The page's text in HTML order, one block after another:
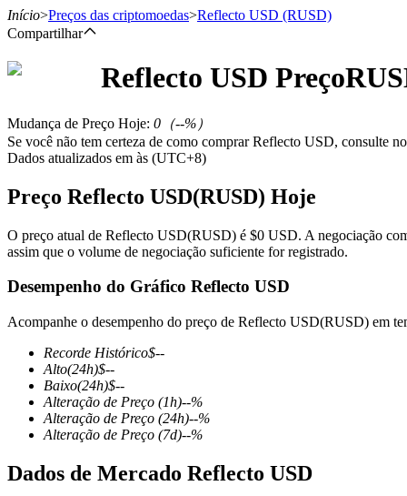
Início>Preços das criptomoedas>Reflecto USD (RUSD)
Compartilhar
Reflecto USD Preço
Mudança de Preço Hoje: 0 （--%）
Se você não tem certeza de como comprar Reflecto USD, consulte
Dados atualizados em às (UTC+8)
Preço Reflecto USD(RUSD) Hoje
O preço atual de Reflecto USD(RUSD) é $0 USD. A negociação
assim que o volume de negociação suficiente for registrado.
Desempenho do Gráfico Reflecto USD
Acompanhe o desempenho do preço de Reflecto USD(RUSD) em
Recorde Histórico$--
Alto(24h)$--
Baixo(24h)$--
Alteração de Preço (1h)--%
Alteração de Preço (24h)--%
Alteração de Preço (7d)--%
Dados de Mercado Reflecto USD